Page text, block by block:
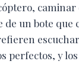
un bote
perfectos, y